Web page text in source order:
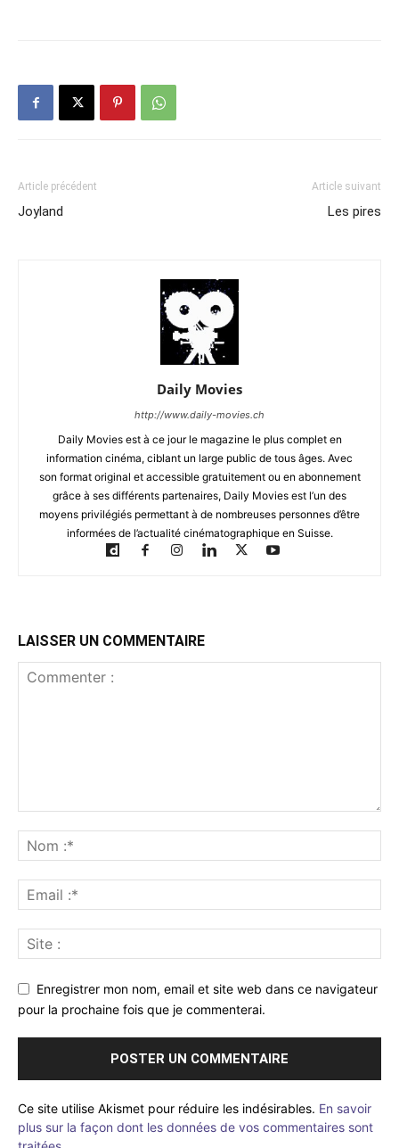
Article précédent
Joyland
Article suivant
Les pires
Daily Movies
http://www.daily-movies.ch
Daily Movies est à ce jour le magazine le plus complet en
information cinéma, ciblant un large public de tous âges. Avec
son format original et accessible gratuitement ou en abonnement
grâce à ses différents partenaires, Daily Movies est l’un des
moyens privilégiés permettant à de nombreuses personnes d’être
informées de l’actualité cinématographique en Suisse.
LAISSER UN COMMENTAIRE
Enregistrer mon nom, email et site web dans ce navigateur
pour la prochaine fois que je commenterai.
Ce site utilise Akismet pour réduire les indésirables. En savoir
plus sur la façon dont les données de vos commentaires sont